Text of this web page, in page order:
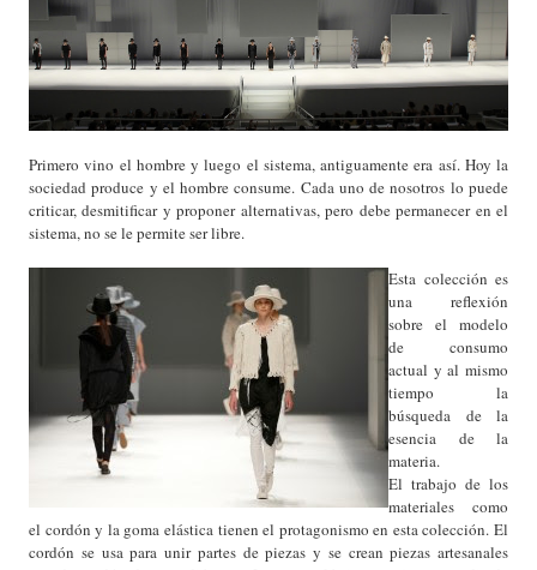
Primero vino el hombre y luego el sistema, antiguamente era así. Hoy la
sociedad produce y el hombre consume. Cada uno de nosotros lo puede
criticar, desmitificar y proponer alternativas, pero debe permanecer en el
sistema, no se le permite ser libre.
Esta colección es
una reflexión
sobre el modelo
de consumo
actual y al mismo
tiempo la
búsqueda de la
esencia de la
materia.
El trabajo de los
materiales como
el cordón y la goma elástica tienen el protagonismo en esta colección. El
cordón se usa para unir partes de piezas y se crean piezas artesanales